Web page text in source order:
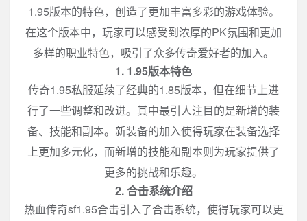
1.95版本的特色，创造了更加丰富多彩的游戏体验。
在这个版本中，玩家可以感受到浓厚的PK氛围和更加
多样的职业特色，吸引了众多传奇爱好者的加入。
1. 1.95版本特色
传奇1.95私服延续了经典的1.85版本，但在细节上进
行了一些调整和改进。其中最引人注目的是新增的装
备、技能和副本。新装备的加入使得玩家在装备选择
上更加多元化，而新增的技能和副本则为玩家提供了
更多的挑战和乐趣。
2. 合击系统介绍
热血传奇sf1.95合击引入了合击系统，使得玩家可以更